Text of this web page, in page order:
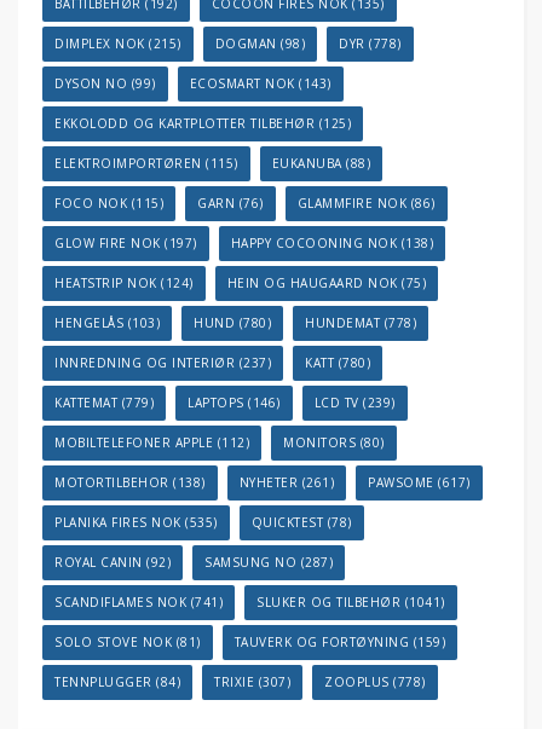
BÅTTILBEHØR (192) COCOON FIRES NOK (135)
DIMPLEX NOK (215) DOGMAN (98) DYR (778)
DYSON NO (99) ECOSMART NOK (143)
EKKOLODD OG KARTPLOTTER TILBEHØR (125)
ELEKTROIMPORTØREN (115) EUKANUBA(88)
FOCO NOK (115) GARN (76) GLAMMFIRE NOK (86)
GLOW FIRE NOK (197) HAPPY COCOONING NOK (138)
HEATSTRIP NOK (124) HEIN OG HAUGAARD NOK (75)
HENGELÅS (103) HUND (780) HUNDEMAT(778)
INNREDNING OG INTERIØR (237) KATT(780)
KATTEMAT(779) LAPTOPS (146) LCD TV (239)
MOBILTELEFONER APPLE (112) MONITORS (80)
MOTORTILBEHOR (138) NYHETER (261) PAWSOME (617)
PLANIKA FIRES NOK (535) QUICKTEST(78)
ROYAL CANIN (92) SAMSUNG NO (287)
SCANDIFLAMES NOK (741) SLUKER OG TILBEHØR (1041)
SOLO STOVE NOK (81) TAUVERK OG FORTØYNING (159)
TENNPLUGGER (84) TRIXIE (307) ZOOPLUS (778)